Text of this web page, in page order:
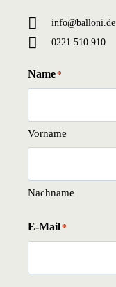
info@balloni.de
0221 510 910
Name*
Vorname
Nachname
E-Mail*